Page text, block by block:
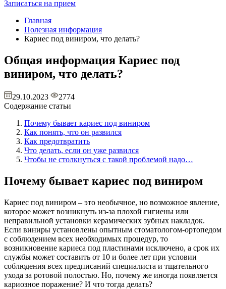
Записаться на прием
Главная
Полезная информация
Кариес под виниром, что делать?
Общая информация Кариес под
виниром, что делать?
29.10.2023
2774
Содержание статьи
Почему бывает кариес под виниром
Как понять, что он развился
Как предотвратить
Что делать, если он уже развился
Чтобы не столкнуться с такой проблемой надо…
Почему бывает кариес под виниром
Кариес под виниром – это необычное, но возможное явление,
которое может возникнуть из-за плохой гигиены или
неправильной установки керамических зубных накладок.
Если виниры установлены опытным стоматологом-ортопедом
с соблюдением всех необходимых процедур, то
возникновение кариеса под пластинами исключено, а срок их
службы может составить от 10 и более лет при условии
соблюдения всех предписаний специалиста и тщательного
ухода за ротовой полостью. Но, почему же иногда появляется
кариозное поражение? И что тогда делать?